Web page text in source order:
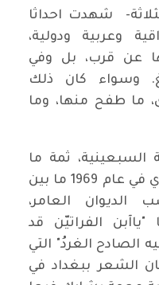
شهدت احداثا
وعربية ودولية،
عن قرب، بل وفي
وسواء كان ذلك
ما طفح منها، وما
ثمة ما
يجب التوثيق له عن الجواهري في عام 1969 ما بين
الديوان العامر،
الفراتيّن قد
الصادح الغردُ" التي
الشعر ببغداد في